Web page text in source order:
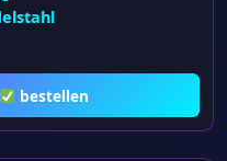
bestellen